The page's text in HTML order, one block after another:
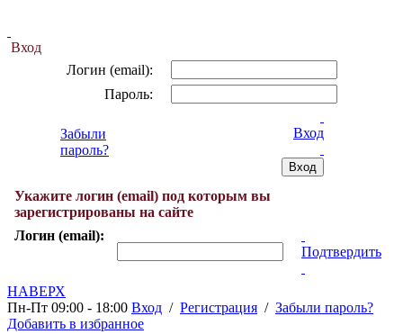
Вход
Логин (email):
Пароль:
Забыли
пароль?
Вход
Укажите логин (email) под которым вы
зарегистрированы на сайте
Логин (email):
Подтвердить
НАВЕРХ
Пн-Пт 09:00 - 18:00 Вход / Регистрация / Забыли пароль?
Добавить в избранное